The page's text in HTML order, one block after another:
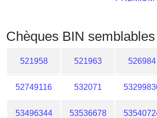
Chèques BIN semblables
521958 521963 526984
52749116 532071
53496344 53536678